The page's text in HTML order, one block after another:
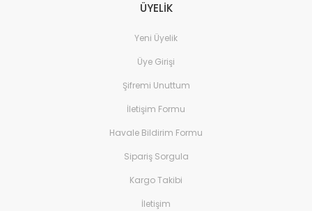
ÜYELİK
Yeni Üyelik
Üye Girişi
Şifremi Unuttum
İletişim Formu
Havale Bildirim Formu
Sipariş Sorgula
Kargo Takibi
İletişim